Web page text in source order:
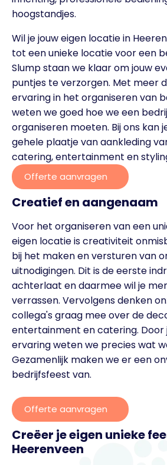
hoogstandjes.
Wil je jouw eigen locatie in
tot een unieke locatie voor een
Slump staan we klaar om jouw
puntjes te verzorgen. Met meer
ervaring in het organiseren van
weten we goed hoe we een
organiseren moeten. Bij ons kan
gehele plaatje van aankleding
catering, entertainment en
Offerte aanvragen
Creatief en aangenaam
Voor het organiseren van een
eigen locatie is creativiteit
bij het maken en versturen van
uitnodigingen. Dit is de eerste
achterlaat en daarmee wil je
verrassen. Vervolgens denken
collega's graag mee over de
entertainment en catering. Door
ervaring weten we precies wat
Gezamenlijk maken we er een
bedrijfsfeest van.
Offerte aanvragen
Creëer je eigen unieke
Heerenveen